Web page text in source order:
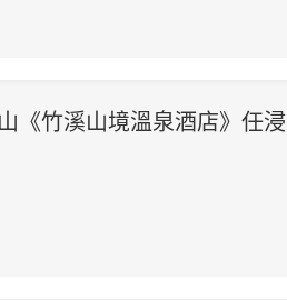
《竹溪山境溫泉酒店》任浸